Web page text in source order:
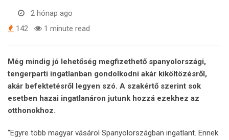
2 hónap ago
142
1 minute read
Még mindig jó lehetőség megfizethető spanyolországi,
tengerparti ingatlanban gondolkodni akár kiköltözésről,
akár befektetésről legyen szó. A szakértő szerint sok
esetben hazai ingatlanáron jutunk hozzá ezekhez az
otthonokhoz.
“Egyre több magyar vásárol Spanyolországban ingatlant. Ennek